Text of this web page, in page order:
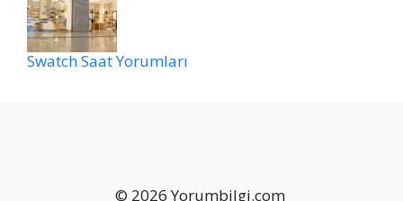
Swatch Saat Yorumları
© 2026 Yorumbilgi.com